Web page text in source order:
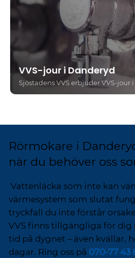
VVS-jour i Danderyd
Rörmokare i
när du behöver oss
Vattenläcka som inte kan
värmesystem som slutat
tryckfall du inte förstår
VVS finns tillgängliga för dig
tid på dygnet – även kvällar,
dagar. Ring oss på 070-77 43